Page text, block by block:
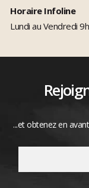
Horaire Infoline
Lundi au Vendredi
...et obtenez en